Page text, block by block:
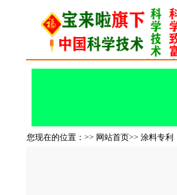
您现在的位置：>> 网站首页>> 涂料专利